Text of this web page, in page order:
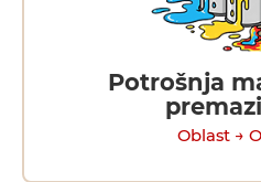
Potrošnja
Oblast →